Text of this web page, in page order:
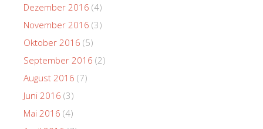
Dezember 2016 (4)
November 2016 (3)
Oktober 2016 (5)
September 2016 (2)
August 2016 (7)
Juni 2016 (3)
Mai 2016 (4)